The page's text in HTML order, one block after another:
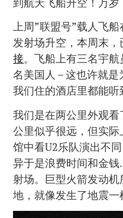
上周”联盟号”载人飞
发射场升空，本周末，
接。飞船上有三名宇
名美国人 – 这也许就是
我们住的酒店里都能听
我们是在两公里外观
公里似乎很远，但实
馆中看U2乐队演出不
异于是浪费时间和金
射场。巨型火箭发动
地，就像发生了地震一